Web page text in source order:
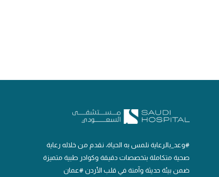
#وعد_بالرعاية نلمس به الحياة، نقدم من خلاله رعاية
صحية متكاملة بتخصصات دقيقة وكوادر طبية متميزة
ضمن بيئة حديثة وآمنة في قلب الأردن #عمان